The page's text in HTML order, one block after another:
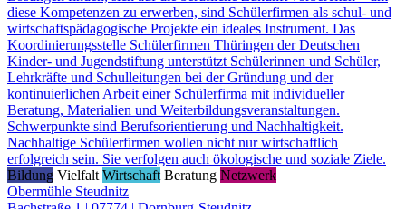
diese Kompetenzen zu erwerben, sind Schülerfirmen als schul- und
wirtschaftspädagogische Projekte ein ideales Instrument. Das
Koordinierungsstelle Schülerfirmen Thüringen der Deutschen
Kinder- und Jugendstiftung unterstützt Schülerinnen und Schüler,
Lehrkräfte und Schulleitungen bei der Gründung und der
kontinuierlichen Arbeit einer Schülerfirma mit individueller
Beratung, Materialien und Weiterbildungsveranstaltungen.
Schwerpunkte sind Berufsorientierung und Nachhaltigkeit.
Nachhaltige Schülerfirmen wollen nicht nur wirtschaftlich
erfolgreich sein. Sie verfolgen auch ökologische und soziale Ziele.
Bildung Vielfalt Wirtschaft Beratung Netzwerk
Obermühle Steudnitz